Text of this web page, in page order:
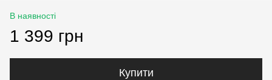
В наявності
1 399 грн
Купити